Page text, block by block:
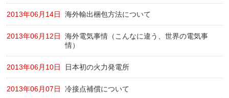
2013年06月14日 海外輸出梱包方法について
2013年06月12日
海外電気事情（こんなに違う、世界の電気事
情）
2013年06月10日 日本初の火力発電所
2013年06月07日 冷接点補償について